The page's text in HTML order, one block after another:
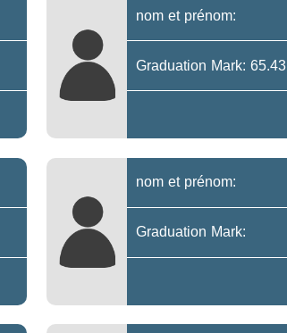
nom et prénom:
Graduation Mark: 65.43
nom et prénom:
Graduation Mark: